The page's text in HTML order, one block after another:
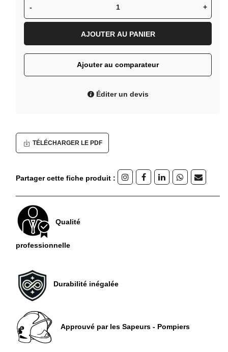
- +
AJOUTER AU PANIER
Ajouter au comparateur
Éditer un devis
TÉLÉCHARGER LE PDF
Partager cette fiche produit :
Qualité
professionnelle
Durabilité inégalée
Approuvé par les Sapeurs - Pompiers